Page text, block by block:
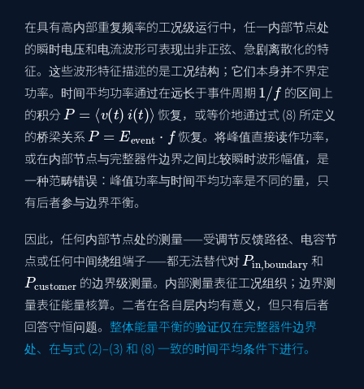
在具有高内部重复频率的工况级运行中，任一内部节点处
的瞬时电压和电流波形可表现出非正弦、急剧离散化的特
征。这些波形特征描述的是工况结构；它们本身并不界定
功率。时间平均功率通过在远长于事件周期
1/f
的区间上
的积分
P=⟨ v (t)i(t)⟩
恢复，或等价地通过式 (8) 所定义
的桥梁关系
P=Eevent⋅ f
恢复。将峰值直接读作功率，
或在内部节点与完整器件边界之间比较瞬时波形幅值，是
一种范畴错误：峰值功率与时间平均功率是不同的量，只
有后者参与边界平衡。
因此，任何内部节点处的测量——受调节反馈路径、电容节
点或任何中间绕组端子——都无法替代对
Pin,boundary
和
Pcustomer
的边界级测量。内部测量表征工况组织；边界测
量表征能量核算。二者在各自层内均有意义，但只有后者
回答守恒问题。 整体能量平衡的验证仅在完整器件边界
处、在与式 (2)–(3) 和 (8) 一致的时间平均条件下进行。